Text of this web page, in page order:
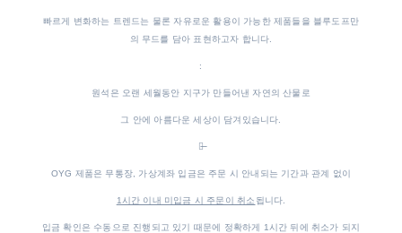
빠르게 변화하는 트렌드는 물론 자유로운 활용이 가능한 제품들을 블루도프만
의 무드를 담아 표현하고자 합니다.
:
원석은 오랜 세월동안 지구가 만들어낸 자연의 산물로
그 안에 아름다운 세상이 담겨있습니다.
♡̶
OYG 제품은 무통장, 가상계좌 입금은 주문 시 안내되는 기간과 관계 없이
1시간 이내 미입금 시 주문이 취소 됩니다.
입금 확인은 수동으로 진행되고 있기 때문에 정확하게 1시간 뒤에 취소가 되지